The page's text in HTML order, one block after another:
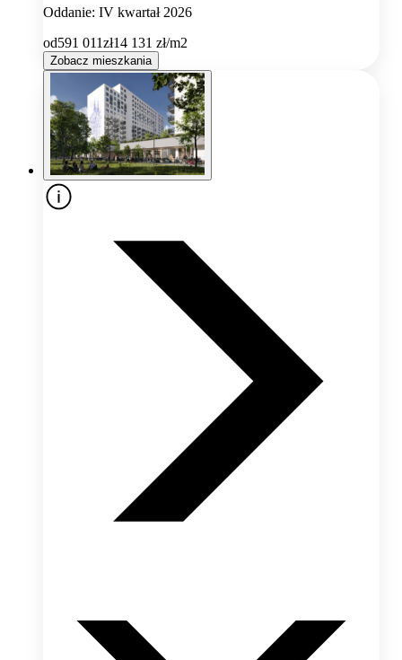
Oddanie: IV kwartał 2026
od591 011zł14 131 zł/m2
Zobacz mieszkania